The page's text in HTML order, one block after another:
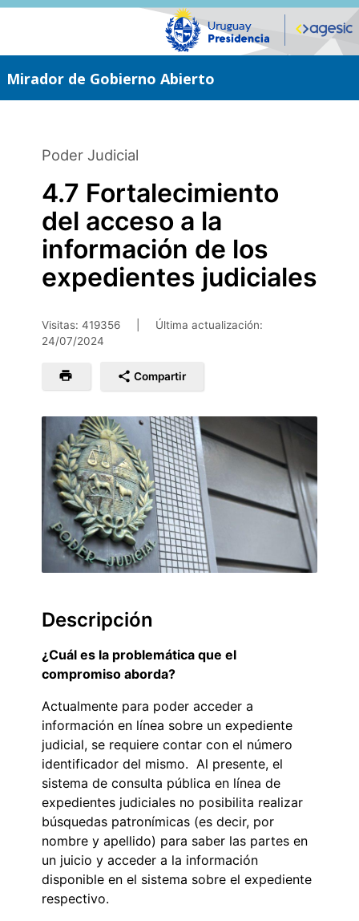
Saltar
Mirador de Gobierno Abierto
Poder Judicial
4.7 Fortalecimiento
del acceso a la
información de los
expedientes judiciales
Visitas: 419356
Última actualización:
24/07/2024
Compartir
Descripción
¿Cuál es la problemática que el
compromiso aborda?
Actualmente para poder acceder a
información en línea sobre un expediente
judicial, se requiere contar con el número
identificador del mismo. Al presente, el
sistema de consulta pública en línea de
expedientes judiciales no posibilita realizar
búsquedas patronímicas (es decir, por
nombre y apellido) para saber las partes en
un juicio y acceder a la información
disponible en el sistema sobre el expediente
respectivo.